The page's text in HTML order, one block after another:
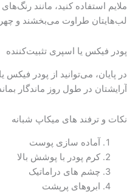
ملایم استفاده کنید، مانند
لب‌هایتان طراوت می‌بخشند و
پودر فیکس یا اسپری تثبیت‌کننده
در پایان، می‌توانید از پودر فیکس
آرایشتان در طول روز ماندگار
نکات و ترفند های میکاپ شبانه
آماده سازی پوست
کرم پودر با پوشش بالا
چشم های دراماتیک
ابروهای پرپشت